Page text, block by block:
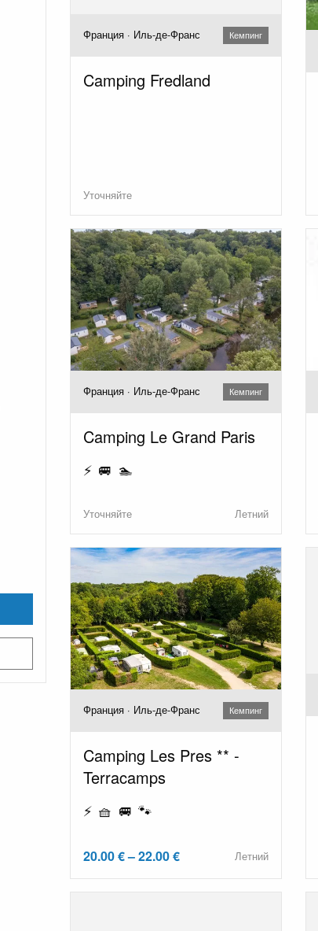
Франция · Иль-де-Франс Кемпинг
Camping Fredland
Уточняйте
Франция · Иль-де-Франс Кемпинг
Camping Le Grand Paris
⚡ 🚐 🏊
Уточняйте Летний
Франция · Иль-де-Франс Кемпинг
Camping Les Pres ** -
Terracamps
⚡ 🧺 🚐 🐾
20.00 € – 22.00 € Летний